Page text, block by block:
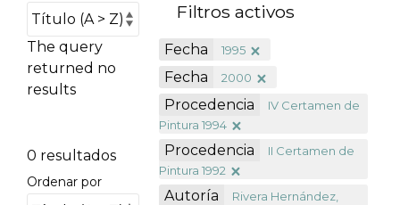
The query
returned no
results
0 resultados
Ordenar por
Filtros activos
Fecha 1995
Fecha 2000
Procedencia
IV Certamen de
Pintura 1994
Procedencia
II Certamen de
Pintura 1992
Autoría
Rivera Hernández,